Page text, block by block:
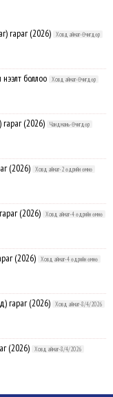
гараг (2026) Ховд аймаг-Өчигдөр
боллоо Ховд аймаг-Өчигдөр
(2026) Чандмань-Өчигдөр
(2026) Ховд аймаг-2 өдрийн өмнө
(2026) Ховд аймаг-4 өдрийн өмнө
(2026) Ховд аймаг-4 өдрийн өмнө
гараг (2026) Ховд аймаг-8/4/2026
(2026) Ховд аймаг-8/4/2026
гараг (2026) Ховд аймаг-8/3/2026